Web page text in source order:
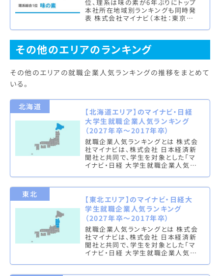
位、理系は味の素が6年ぶりにトップ
本社所在地域別ランキングも同時発
表 株式会社マイナビ（本社：東京都
その他のエリアのランキング
その他のエリアの就職企業人気ランキングの推移をまとめて
いる。
北海道
【北海道エリア】のマイナビ・日経
大学生就職企業人気ランキング
（2027年卒～2017年卒）
就職企業人気ランキングとは 株式会
社マイナビは、株式会社 日本経済新
聞社と共同で、学生を対象とした「マ
イナビ・日経 大学生就職企業人気ラ
東北
【東北エリア】のマイナビ・日経大
学生就職企業人気ランキング
（2027年卒～2017年卒）
就職企業人気ランキングとは 株式会
社マイナビは、株式会社 日本経済新
聞社と共同で、学生を対象とした「マ
イナビ・日経 大学生就職企業人気ラ